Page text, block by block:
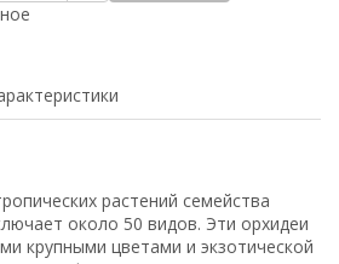
растений семейства
около 50 видов. Эти орхидеи
крупными цветами и экзотической